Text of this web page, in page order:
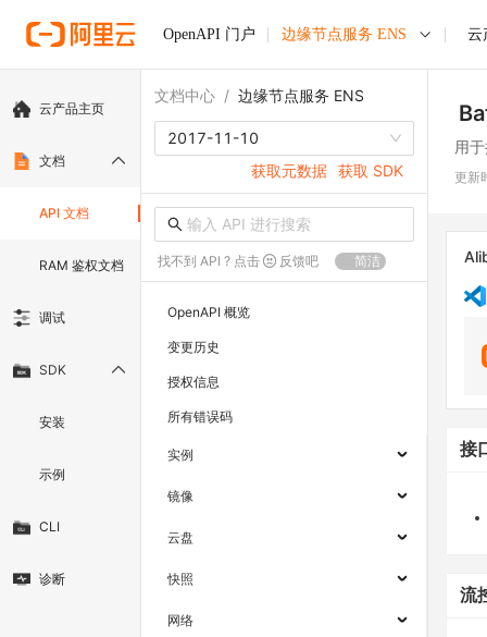
OpenAPI 门户 边缘节点服务 ENS 云
云产品主页
文档
API 文档
RAM 鉴权文档
调试
SDK
安装
示例
CLI
诊断
文档中心 / 边缘节点服务 ENS
2017-11-10
获取元数据 获取 SDK
找不到 API ? 点击 反馈吧 简洁
OpenAPI 概览
变更历史
授权信息
所有错误码
实例
镜像
云盘
快照
网络
用
更新
接
流